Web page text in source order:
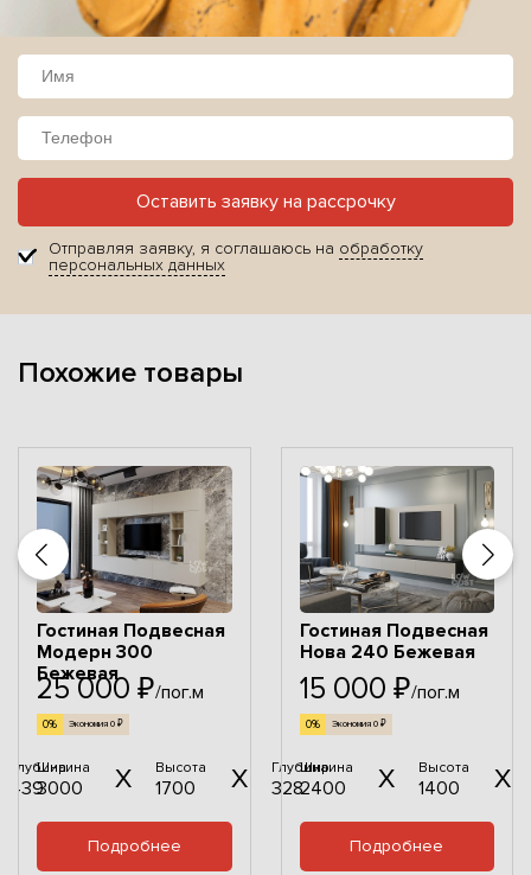
Оставить заявку на рассрочку
Отправляя заявку, я соглашаюсь на обработку
персональных данных
Похожие товары
Глубина
439
Гостиная Подвесная
Модерн 300
Бежевая
25 000 ₽/пог.м
0% Экономия 0 ₽
Ширина
3000
Высота
1700
Глубина
328
Подробнее
Гостиная Подвесная
Нова 240 Бежевая
15 000 ₽/пог.м
0% Экономия 0 ₽
Ширина
2400
Высота
1400
Подробнее